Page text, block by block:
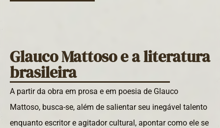
Glauco Mattoso e a literatura
brasileira
A partir da obra em prosa e em poesia de Glauco
Mattoso, busca-se, além de salientar seu inegável talento
enquanto escritor e agitador cultural, apontar como ele se